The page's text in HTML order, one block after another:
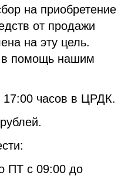
на приобретение
от продажи
на эту цель.
в помощь нашим
часов в ЦРДК.
ПТ с 09:00 до